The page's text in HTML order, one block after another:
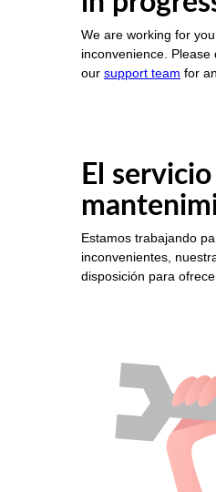
We are working for
inconvenience.
our support team for
El
Estamos trabajando
inconvenientes,
disposición para